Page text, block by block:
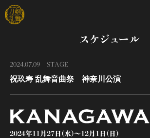
スケジュール
2024.07.09 STAGE
祝玖寿 乱舞音曲祭 神奈川公演
2024年11月27日(水)～12月1日(日)